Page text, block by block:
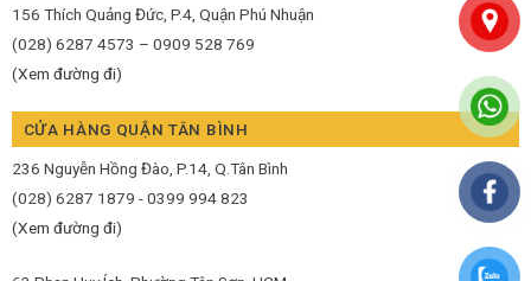
156 Thích Quảng Đức, P.4, Quận Phú Nhuận
(028) 6287 4573 – 0909 528 769
(Xem đường đi)
CỬA HÀNG QUẬN TÂN BÌNH
236 Nguyễn Hồng Đào, P.14, Q.Tân Bình
(028) 6287 1879 - 0399 994 823
(Xem đường đi)